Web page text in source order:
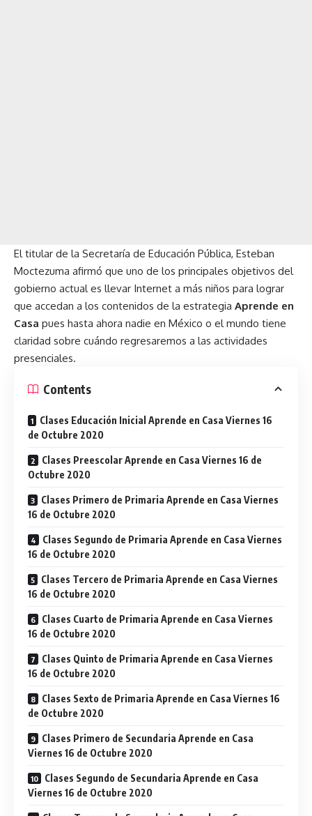
El titular de la Secretaría de Educación Pública, Esteban
Moctezuma afirmó que uno de los principales objetivos del
gobierno actual es llevar Internet a más niños para lograr
que accedan a los contenidos de la estrategia Aprende en
Casa pues hasta ahora nadie en México o el mundo tiene
claridad sobre cuándo regresaremos a las actividades
presenciales.
Contents
Clases Educación Inicial Aprende en Casa Viernes 16
de Octubre 2020
Clases Preescolar Aprende en Casa Viernes 16 de
Octubre 2020
Clases Primero de Primaria Aprende en Casa Viernes
16 de Octubre 2020
Clases Segundo de Primaria Aprende en Casa Viernes
16 de Octubre 2020
Clases Tercero de Primaria Aprende en Casa Viernes
16 de Octubre 2020
Clases Cuarto de Primaria Aprende en Casa Viernes
16 de Octubre 2020
Clases Quinto de Primaria Aprende en Casa Viernes
16 de Octubre 2020
Clases Sexto de Primaria Aprende en Casa Viernes 16
de Octubre 2020
Clases Primero de Secundaria Aprende en Casa
Viernes 16 de Octubre 2020
Clases Segundo de Secundaria Aprende en Casa
Viernes 16 de Octubre 2020